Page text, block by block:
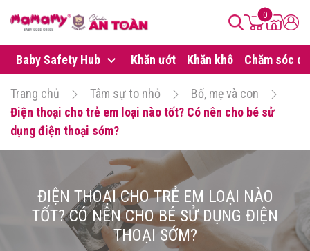
0
Baby Safety Hub Khăn ướt Khăn khô Chăm sóc da
Trang chủ Tâm sự to nhỏ
Bố, mẹ và con
Điện thoại cho trẻ em loại nào tốt? Có nên cho bé sử
dụng điện thoại sớm?
ĐIỆN THOẠI CHO TRẺ EM LOẠI NÀO
TỐT? CÓ NÊN CHO BÉ SỬ DỤNG ĐIỆN
THOẠI SỚM?